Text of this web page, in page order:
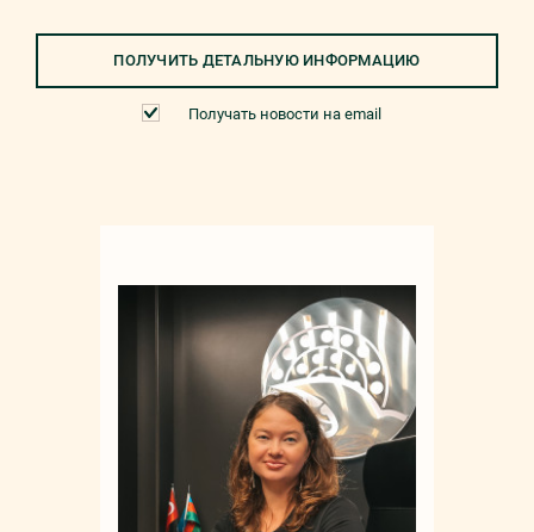
ПОЛУЧИТЬ ДЕТАЛЬНУЮ ИНФОРМАЦИЮ
Получать новости на email